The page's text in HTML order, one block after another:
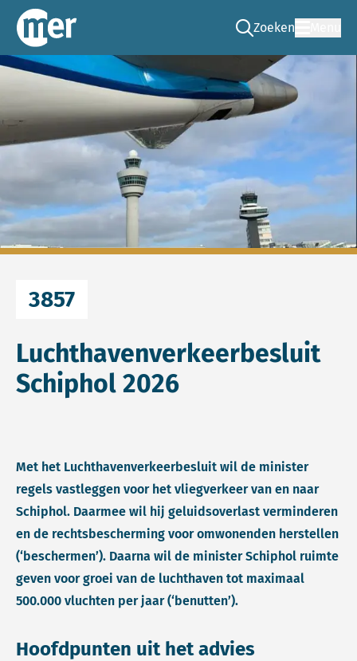
Commissie mer
Zoeken
Ga naar de zoek
3857
Luchthavenverkeerbesluit
Schiphol 2026
Met het Luchthavenverkeerbesluit wil de minister
regels vastleggen voor het vliegverkeer van en naar
Schiphol. Daarmee wil hij geluidsoverlast verminderen
en de rechtsbescherming voor omwonenden herstellen
(‘beschermen’). Daarna wil de minister Schiphol ruimte
geven voor groei van de luchthaven tot maximaal
500.000 vluchten per jaar (‘benutten’).
Hoofdpunten uit het advies